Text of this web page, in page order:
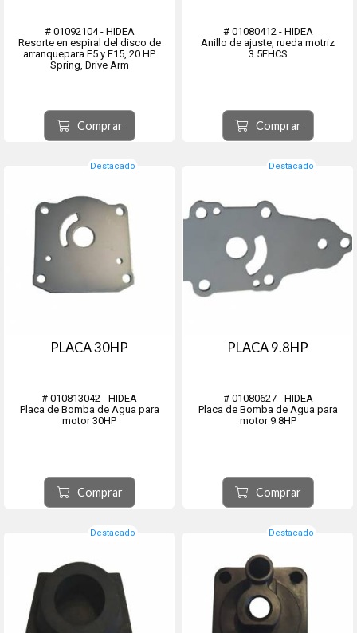
# 01092104 - HIDEA
Resorte en espiral del disco de
arranquepara F5 y F15, 20 HP
Spring, Drive Arm
Comprar
# 01080412 - HIDEA
Anillo de ajuste, rueda motriz
3.5FHCS
Comprar
Destacado
PLACA 30HP
# 010813042 - HIDEA
Placa de Bomba de Agua para
motor 30HP
Comprar
Destacado
PLACA 9.8HP
# 01080627 - HIDEA
Placa de Bomba de Agua para
motor 9.8HP
Comprar
Destacado Destacado